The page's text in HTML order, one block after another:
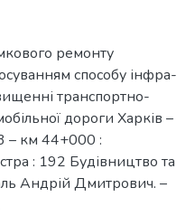
ремонту
способу інфра-
транспортно-
дороги Харків –
– км 44+000 :
: 192 Будівництво та
Андрій Дмитрович. –